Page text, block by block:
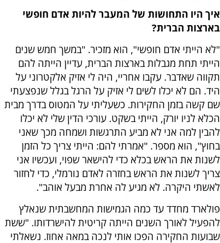
איך היו התחושות של המעבר להיות אדם חופשי
בארצות הברית?
"לא הייתי אדם חופשי", הוא מזכיר. "במשך חמש שנים
הייתי תחת מגבלות בארצות הברית, עדיין הייתה להם
תקווה שאדבר. עקבו אחריי, היה לי אזיק אלקטרוני על
היד. הם לא יכלו לשים לי אזיק על הרגל בגלל שנפצעתי
שם קשה בזמן החקירות. כשעליתי על המטוס בדרך מבית
הכלא לניו יורק, הייתי בשקט. עורכי הדין שלי לא יכלו
להבין למה אני לא מביע התרגשות ושמחה מכך שאני
בחוץ", הוא מספר. "אמרתי להם: הייתי צריך כל הזמן
לשנות את הראש בכלא כדי להישאר שפוי, ועכשיו אני
צריך לשנות את הראש בחזרה לאדם נורמלי, כדי לחזור
לאשתי היקרה. לא מגיע לה אחרת מבעל אוהב".
פולארד מחדד עד כמה הגמישות המחשבתית שנאלץ
להפעיל לאורך השנים הייתה קריטית להישרדותו. "ששת
שבועות החקירה הפכו אותי לנכה במאה אחוז. נשאלתי